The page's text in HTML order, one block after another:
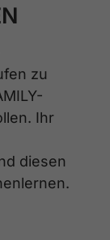
zu
Ihr
diesen